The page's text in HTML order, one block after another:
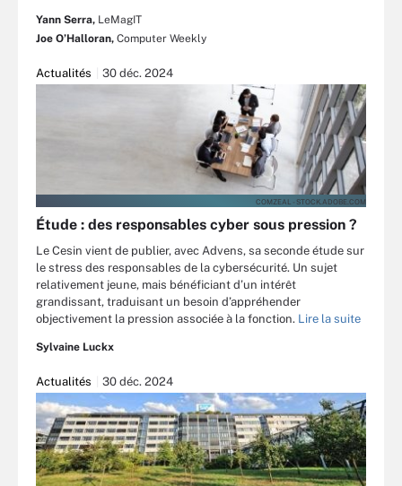
Yann Serra, LeMagIT
Joe O’Halloran, Computer Weekly
Actualités 30 déc. 2024
COMZEAL - STOCK.ADOBE.COM
Étude : des responsables cyber sous pression ?
Le Cesin vient de publier, avec Advens, sa seconde étude sur
le stress des responsables de la cybersécurité. Un sujet
relativement jeune, mais bénéficiant d’un intérêt
grandissant, traduisant un besoin d’appréhender
objectivement la pression associée à la fonction. Lire la suite
Sylvaine Luckx
Actualités 30 déc. 2024